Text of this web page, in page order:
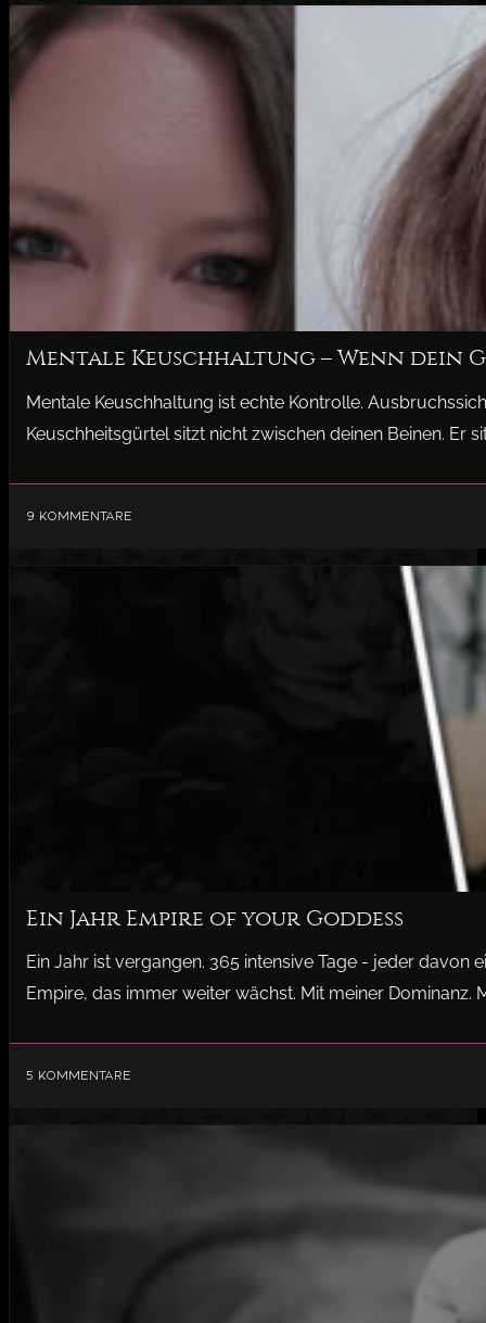
Mentale Keuschhaltung – Wenn dein
Mentale Keuschhaltung ist echte Kontrolle.
Keuschheitsgürtel sitzt nicht zwischen deinen Beinen. Er
9 Kommentare
Ein Jahr Empire of your Goddess
Ein Jahr ist vergangen. 365 intensive Tage - jeder davon
Empire, das immer weiter wächst. Mit meiner Dominanz.
5 Kommentare